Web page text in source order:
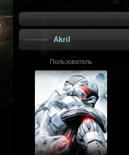
Akril
Пользователь